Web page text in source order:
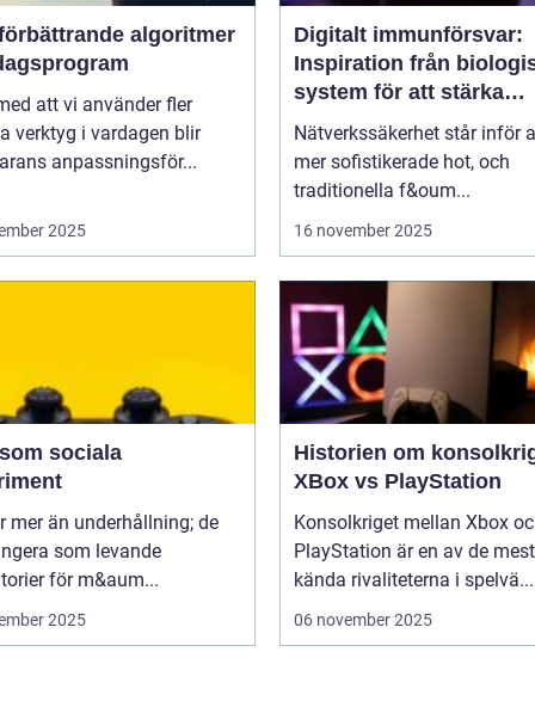
algoritmer
att vi använder fler
verktyg i vardagen blir
anpassningsför...
2025
Digitalt immunförsvar:
Inspiration från
system för att stärka
nätverkssäkerhet
Nätverkssäkerhet står inför
mer sofistikerade hot, och
traditionella f&oum...
16 november 2025
sociala
mer än underhållning; de
som levande
för m&aum...
2025
Historien om
XBox vs PlayStation
Konsolkriget mellan Xbox
PlayStation är en av de mest
kända rivaliteterna i spelvä...
06 november 2025